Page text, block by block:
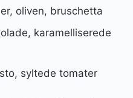
oliven, bruschetta
karamelliserede
syltede tomater